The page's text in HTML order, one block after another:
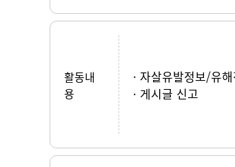
활동내
용
자살유발정보/유
게시글 신고